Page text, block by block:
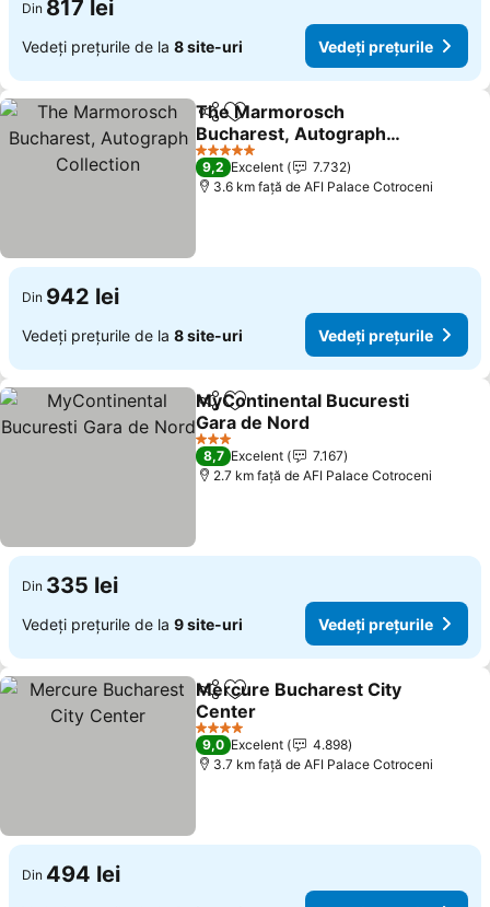
Din 817 lei
Vedeți prețurile de la 8 site-uri Vedeți prețurile
DistribuițiAdăugaţi la favorite
The Marmorosch
Bucharest, Autograph
Collection
5 Stele
9,2 Excelent
7.732
3.6 km faţă de AFI Palace Cotroceni
Din 942 lei
Vedeți prețurile de la 8 site-uri Vedeți prețurile
DistribuițiAdăugaţi la favorite
MyContinental Bucuresti
Gara de Nord
3 Stele
8,7 Excelent
7.167
2.7 km faţă de AFI Palace Cotroceni
Din 335 lei
Vedeți prețurile de la 9 site-uri Vedeți prețurile
DistribuițiAdăugaţi la favorite
Mercure Bucharest City
Center
4 Stele
9,0 Excelent
4.898
3.7 km faţă de AFI Palace Cotroceni
Din 494 lei